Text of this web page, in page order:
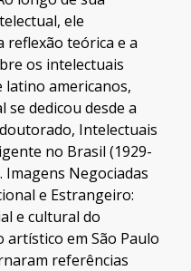
ele
reflexão teórica e a
os intelectuais
latino americanos,
se dedicou desde a
Intelectuais
no Brasil (1929-
Imagens Negociadas
e Estrangeiro:
e cultural do
artístico em São Paulo
referências